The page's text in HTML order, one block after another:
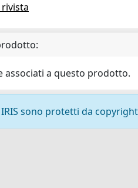
associati a questo prodotto.
sono protetti da